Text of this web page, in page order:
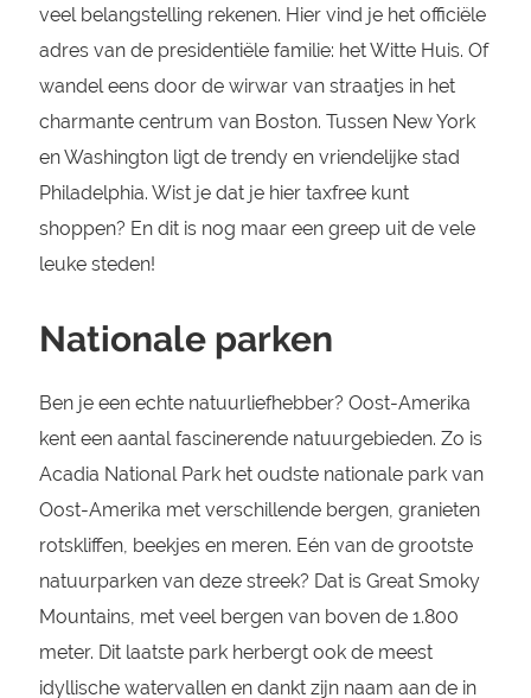
veel belangstelling rekenen. Hier vind je het officiële
adres van de presidentiële familie: het Witte Huis. Of
wandel eens door de wirwar van straatjes in het
charmante centrum van Boston. Tussen New York
en Washington ligt de trendy en vriendelijke stad
Philadelphia. Wist je dat je hier taxfree kunt
shoppen? En dit is nog maar een greep uit de vele
leuke steden!
Nationale parken
Ben je een echte natuurliefhebber? Oost-Amerika
kent een aantal fascinerende natuurgebieden. Zo is
Acadia National Park het oudste nationale park van
Oost-Amerika met verschillende bergen, granieten
rotskliffen, beekjes en meren. Eén van de grootste
natuurparken van deze streek? Dat is Great Smoky
Mountains, met veel bergen van boven de 1.800
meter. Dit laatste park herbergt ook de meest
idyllische watervallen en dankt zijn naam aan de in